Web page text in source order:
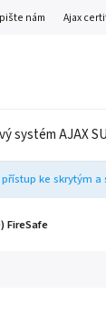
nám Ajax
systém AJAX
ke skrytým a
FireSafe